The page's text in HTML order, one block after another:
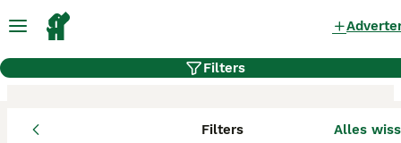
Filters
Filters Alles